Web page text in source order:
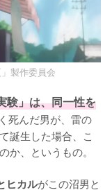
製作委員会
験」は、同一性を
死んだ男が、雷の
誕生した場合、こ
、というもの。
ヒカルがこの沼男と